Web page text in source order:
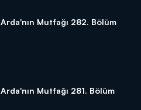
Arda'nın Mutfağı 282. Bölüm
Arda'nın Mutfağı 281. Bölüm